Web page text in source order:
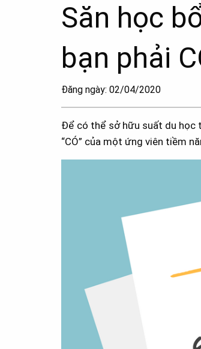
Săn học
bạn phải
Đăng ngày: 02/04/2020
Để có thể sở hữu suất du học
“CÓ” của một ứng viên tiềm